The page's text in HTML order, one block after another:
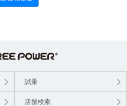
試乗
店舗検索